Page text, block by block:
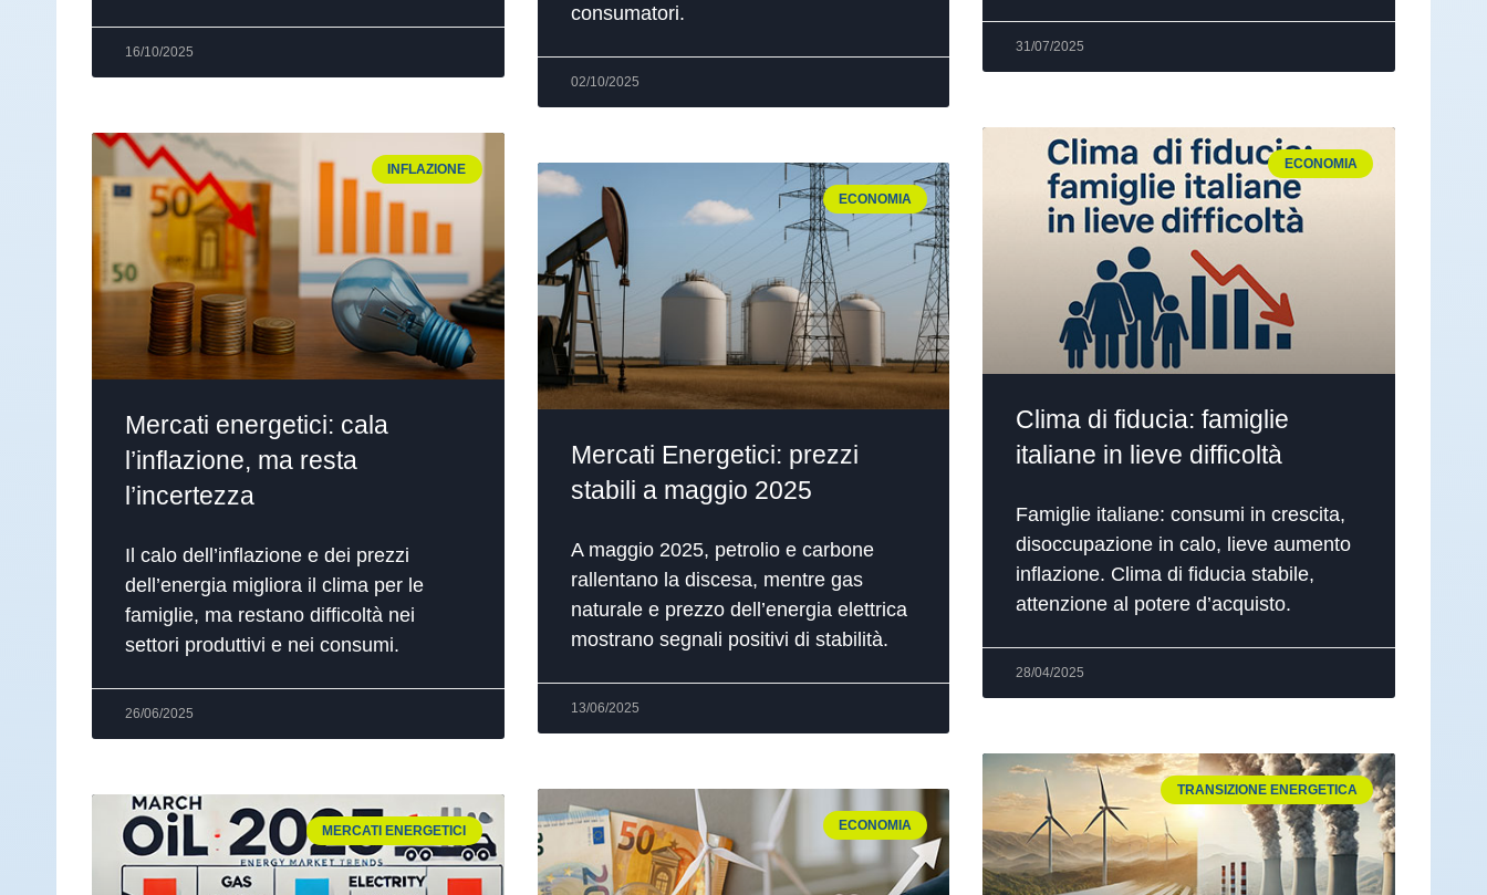
16/10/2025
consumatori.
02/10/2025
31/07/2025
INFLAZIONE
Mercati energetici: cala
l’inflazione, ma resta
l’incertezza
Il calo dell’inflazione e dei prezzi
dell’energia migliora il clima per le
famiglie, ma restano difficoltà nei
settori produttivi e nei consumi.
26/06/2025
ECONOMIA
Mercati Energetici: prezzi
stabili a maggio 2025
A maggio 2025, petrolio e carbone
rallentano la discesa, mentre gas
naturale e prezzo dell’energia elettrica
mostrano segnali positivi di stabilità.
13/06/2025
ECONOMIA
Clima di fiducia: famiglie
italiane in lieve difficoltà
Famiglie italiane: consumi in crescita,
disoccupazione in calo, lieve aumento
inflazione. Clima di fiducia stabile,
attenzione al potere d’acquisto.
28/04/2025
MERCATI ENERGETICI ECONOMIA
TRANSIZIONE ENERGETICA